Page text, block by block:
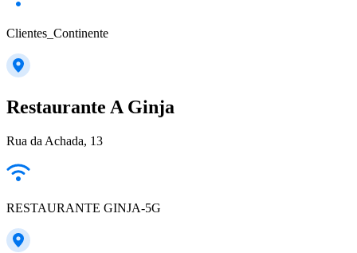
Clientes_Continente
Restaurante A Ginja
Rua da Achada, 13
RESTAURANTE GINJA-5G